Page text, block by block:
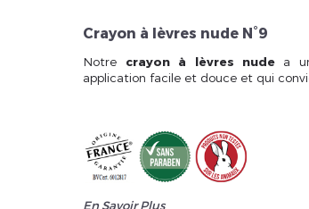
Crayon à lèvres nude N°9
Notre crayon à lèvres nude a
application facile et douce et qui
En Savoir Plus